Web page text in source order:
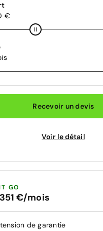
€
Recevoir un devis
Voir le détail
GO
€/mois
de garantie